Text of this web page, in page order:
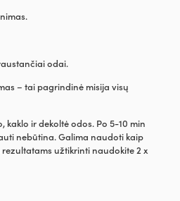
odai.
– tai pagrindinė misija visų
kaklo ir dekoltė odos. Po 5-10 min
nebūtina. Galima naudoti kaip
užtikrinti naudokite 2 x